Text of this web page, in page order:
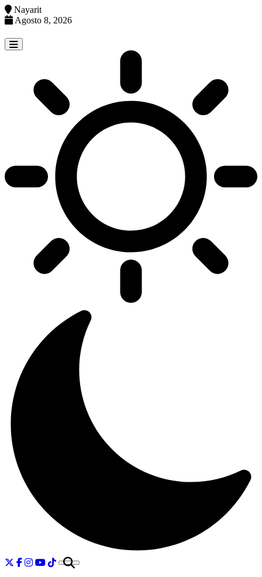
Nayarit
Agosto 8, 2026
to
content